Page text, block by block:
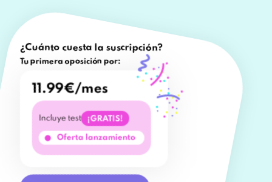
¿Cuánto cuesta la suscripción?
Tu primera oposición por:
11.99€/mes
Incluye test ¡GRATIS!
Oferta lanzamiento